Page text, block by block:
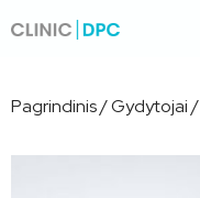
Pagrindinis/Gydytojai/